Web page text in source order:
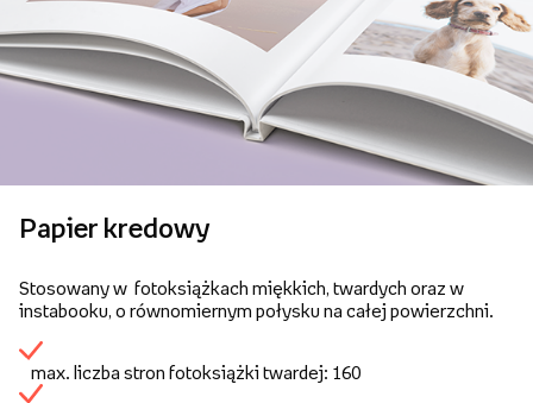
Papier kredowy
Stosowany w fotoksiążkach miękkich, twardych oraz w
instabooku, o równomiernym połysku na całej powierzchni.
max. liczba stron fotoksiążki twardej: 160